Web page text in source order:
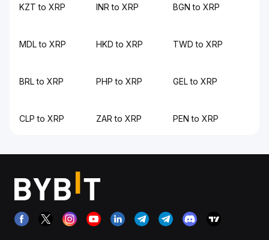
KZT to XRP INR to XRP BGN to XRP
MDL to XRP HKD to XRP TWD to XRP
BRL to XRP PHP to XRP GEL to XRP
CLP to XRP ZAR to XRP PEN to XRP